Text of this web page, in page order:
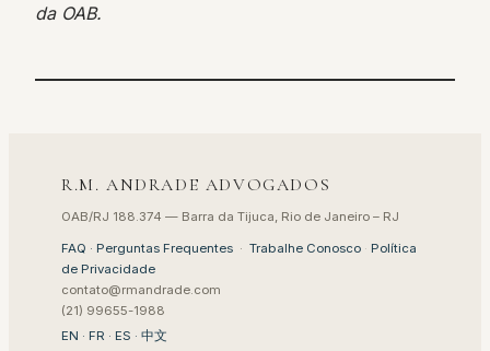
da OAB.
R.M. ANDRADE ADVOGADOS
OAB/RJ 188.374 — Barra da Tijuca, Rio de Janeiro – RJ
FAQ · Perguntas Frequentes · Trabalhe Conosco · Política
de Privacidade
contato@rmandrade.com
(21) 99655-1988
EN · FR · ES · 中文